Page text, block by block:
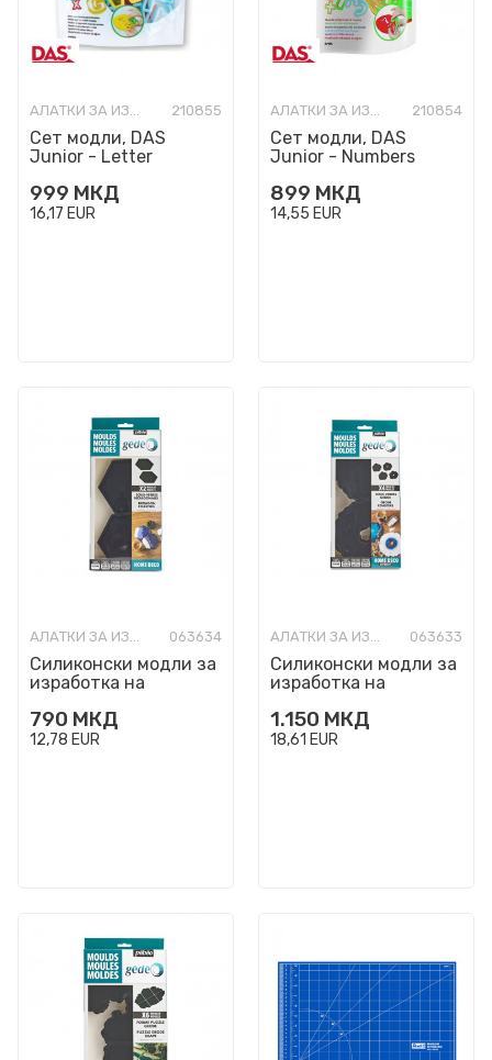
АЛАТКИ ЗА ИЗРАБОТКА 210855
Сет модли, DAS
Junior - Letter
999 МКД
16,17 EUR
АЛАТКИ ЗА ИЗРАБОТКА 210854
Сет модли, DAS
Junior - Numbers
899 МКД
14,55 EUR
АЛАТКИ ЗА ИЗРАБОТКА 063634
Силиконски модли за
изработка на
шестоаголни, Gedeo,
12 x 12 cm, ...
790 МКД
12,78 EUR
АЛАТКИ ЗА ИЗРАБОТКА 063633
Силиконски модли за
изработка на
Gedeo, 13 x 13 cm, 1/4
1.150 МКД
18,61 EUR